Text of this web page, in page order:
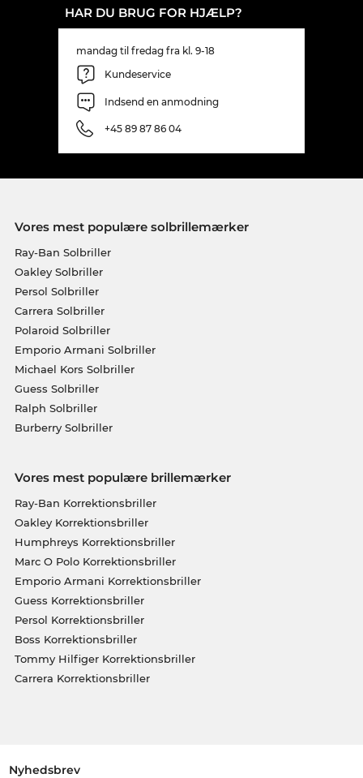
HAR DU BRUG FOR HJÆLP?
mandag til fredag fra kl. 9-18
Kundeservice
Indsend en anmodning
+45 89 87 86 04
Vores mest populære solbrillemærker
Ray-Ban Solbriller
Oakley Solbriller
Persol Solbriller
Carrera Solbriller
Polaroid Solbriller
Emporio Armani Solbriller
Michael Kors Solbriller
Guess Solbriller
Ralph Solbriller
Burberry Solbriller
Vores mest populære brillemærker
Ray-Ban Korrektionsbriller
Oakley Korrektionsbriller
Humphreys Korrektionsbriller
Marc O Polo Korrektionsbriller
Emporio Armani Korrektionsbriller
Guess Korrektionsbriller
Persol Korrektionsbriller
Boss Korrektionsbriller
Tommy Hilfiger Korrektionsbriller
Carrera Korrektionsbriller
Nyhedsbrev